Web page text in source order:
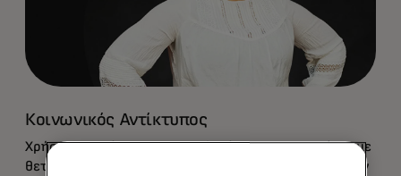
Κοινωνικός Αντίκτυπος
Χρήση δεδομένων και τεχνολογίας για να επιφέρουμε
θετικό αντίκτυπο σε κοινότητες και άτομα σε όλο τον